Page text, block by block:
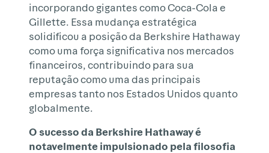
incorporando gigantes como Coca-Cola e
Gillette. Essa mudança estratégica
solidificou a posição da Berkshire Hathaway
como uma força significativa nos mercados
financeiros, contribuindo para sua
reputação como uma das principais
empresas tanto nos Estados Unidos quanto
globalmente.
O sucesso da Berkshire Hathaway é
notavelmente impulsionado pela filosofia